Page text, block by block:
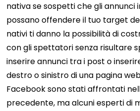
nativa se sospetti che gli
possano offendere il tuo target
nativi ti danno la possibilità di
con gli spettatori senza risultare
inserire annunci tra i post o
destro o sinistro di una pagina
Facebook sono stati affrontati
precedente, ma alcuni esperti di